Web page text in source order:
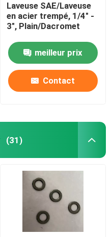
Laveuse SAE/Laveuse
en acier trempé, 1/4" -
3", Plain/Dacromet
meilleur prix
Contact
(31)